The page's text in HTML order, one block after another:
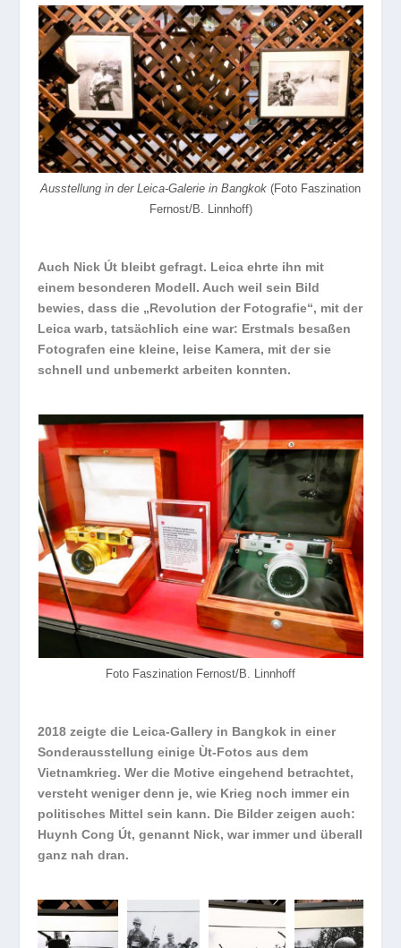
Ausstellung in der Leica-Galerie in Bangkok (Foto Faszination
Fernost/B. Linnhoff)
Auch Nick Út bleibt gefragt. Leica ehrte ihn mit
einem besonderen Modell. Auch weil sein Bild
bewies, dass die „Revolution der Fotografie“, mit der
Leica warb, tatsächlich eine war: Erstmals besaßen
Fotografen eine kleine, leise Kamera, mit der sie
schnell und unbemerkt arbeiten konnten.
Foto Faszination Fernost/B. Linnhoff
2018 zeigte die Leica-Gallery in Bangkok in einer
Sonderausstellung einige Ùt-Fotos aus dem
Vietnamkrieg. Wer die Motive eingehend betrachtet,
versteht weniger denn je, wie Krieg noch immer ein
politisches Mittel sein kann. Die Bilder zeigen auch:
Huynh Cong Út, genannt Nick, war immer und überall
ganz nah dran.